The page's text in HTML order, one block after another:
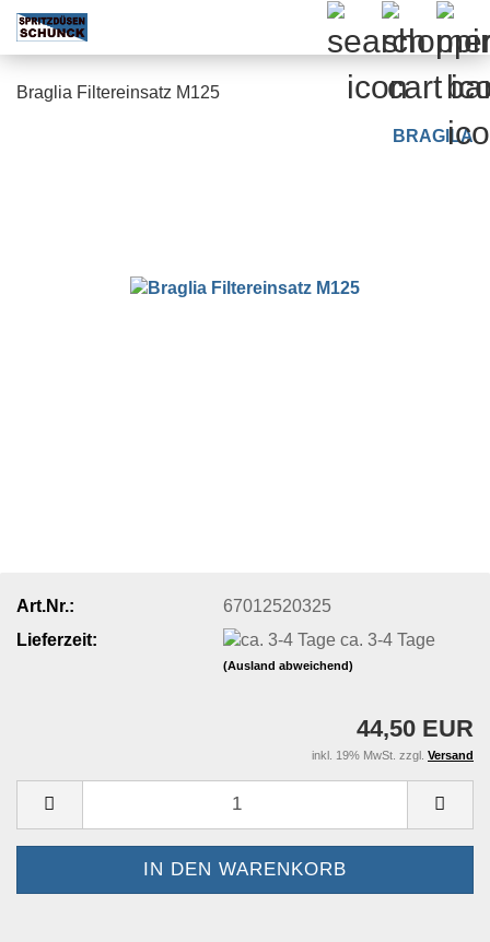
Braglia Filtereinsatz M125
BRAGILA
Art.Nr.:
67012520325
Lieferzeit:
ca. 3-4 Tage
(Ausland abweichend)
44,50 EUR
inkl. 19% MwSt. zzgl. Versand